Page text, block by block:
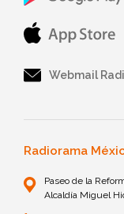
Webmail
Radiorama
Paseo de la
Alcaldía Miguel